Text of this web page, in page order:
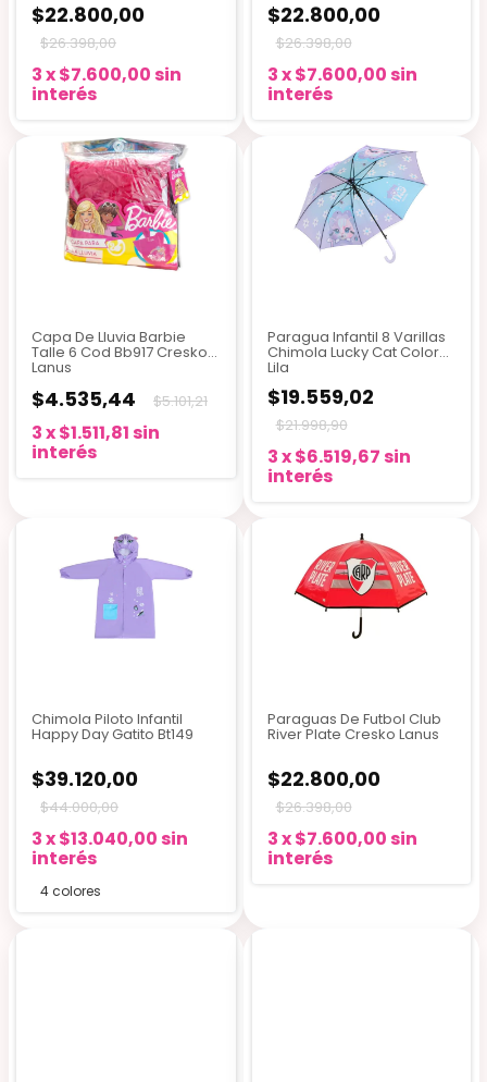
$22.800,00
$26.398,00
3x$7.600,00 sin
interés
$22.800,00
$26.398,00
3x$7.600,00 sin
interés
Capa De Lluvia Barbie
Talle 6 Cod Bb917 Cresko
Lanus
$4.535,44 $5.101,21
3x$1.511,81 sin
interés
Paragua Infantil 8 Varillas
Chimola Lucky Cat Color
Lila
$19.559,02
$21.998,90
3x$6.519,67 sin
interés
Chimola Piloto Infantil
Happy Day Gatito Bt149
$39.120,00
$44.000,00
3x$13.040,00 sin
interés
4 colores
Paraguas De Futbol Club
River Plate Cresko Lanus
$22.800,00
$26.398,00
3x$7.600,00 sin
interés